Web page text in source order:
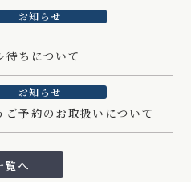
お知らせ
待ちについて
お知らせ
ご予約のお取扱いについて
覧へ